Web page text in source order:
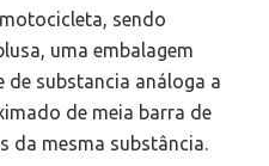
sendo
uma embalagem
substancia análoga a
de meia barra de
da mesma substância.